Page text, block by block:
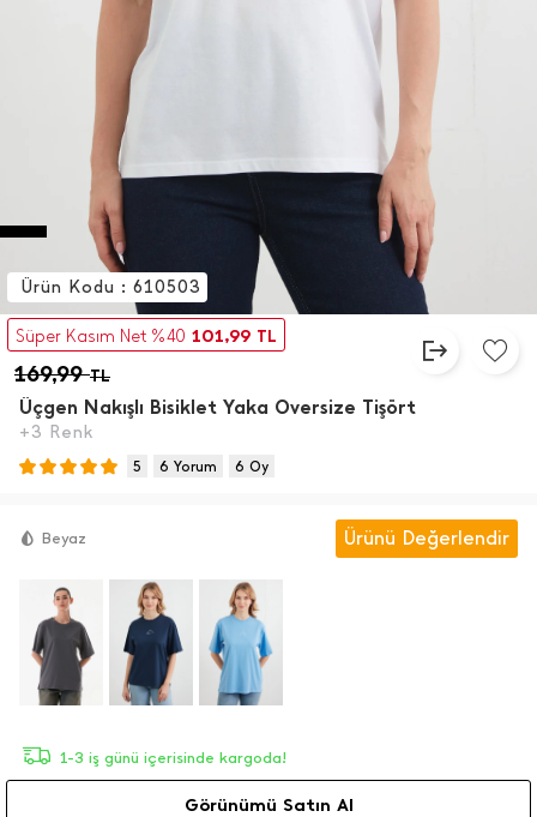
Süper Kasım Net %40 101,99 TL
169,99TL
Üçgen Nakışlı Bisiklet Yaka Oversize Tişört
+3 Renk
Ürün Kodu : 610503
5 6 Yorum 6 Oy
Beyaz Ürünü Değerlendir
1-3 iş günü içerisinde kargoda!
Görünümü Satın Al